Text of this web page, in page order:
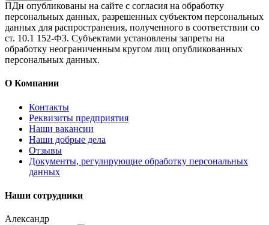
ПДн опубликованы на сайте с согласия на обработку
персональных данных, разрешенных субъектом персональных
данных для распространения, полученного в соответствии со
ст. 10.1 152-ФЗ. Субъектами установлены запреты на
обработку неограниченным кругом лиц опубликованных
персональных данных.
О Компании
Контакты
Реквизиты предприятия
Наши вакансии
Наши добрые дела
Отзывы
Документы, регулирующие обработку персональных
данных
Наши сотрудники
Александр